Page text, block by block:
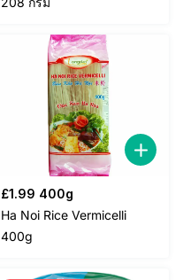
£1.99 400g
Ha Noi Rice Vermicelli
400g